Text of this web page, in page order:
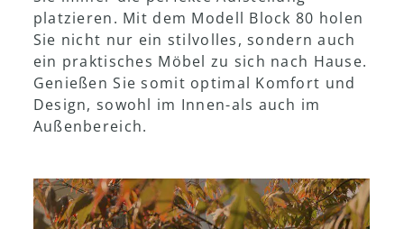
platzieren. Mit dem Modell Block 80 holen
Sie nicht nur ein stilvolles, sondern auch
ein praktisches Möbel zu sich nach Hause.
Genießen Sie somit optimal Komfort und
Design, sowohl im Innen-als auch im
Außenbereich.